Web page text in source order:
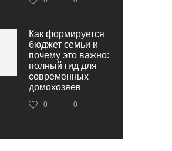
Как формируется
бюджет семьи и
почему это важно:
полный гид для
современных
домохозяев
0 0